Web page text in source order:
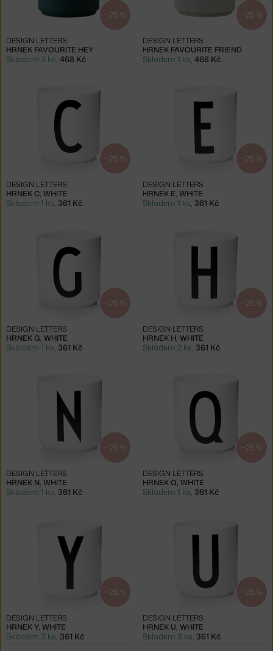
−25 %
HRNEK FAVOURITE HEY
DESIGN LETTERS
Skladem 3 ks 468 Kč
−25 %
HRNEK FAVOURITE FRIEND
DESIGN LETTERS
Skladem 1 ks 468 Kč
−25 %
HRNEK C, WHITE
DESIGN LETTERS
Skladem 1 ks, 361 Kč
−25 %
HRNEK E, WHITE
DESIGN LETTERS
Skladem 1 ks, 361 Kč
−25 %
HRNEK G, WHITE
DESIGN LETTERS
Skladem 1 ks, 361 Kč
−25 %
HRNEK H, WHITE
DESIGN LETTERS
Skladem 2 ks, 361 Kč
−25 %
HRNEK N, WHITE
DESIGN LETTERS
Skladem 1 ks, 361 Kč
−25 %
HRNEK Q, WHITE
DESIGN LETTERS
Skladem 1 ks, 361 Kč
−25 %
HRNEK Y, WHITE
DESIGN LETTERS
Skladem 3 ks, 361 Kč
−25 %
HRNEK U, WHITE
DESIGN LETTERS
Skladem 3 ks, 361 Kč